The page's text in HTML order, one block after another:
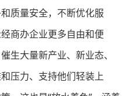
质量安全，不断优化服
商办企业更多自由和便
生大量新产业、新业态、
压力、支持他们轻装上